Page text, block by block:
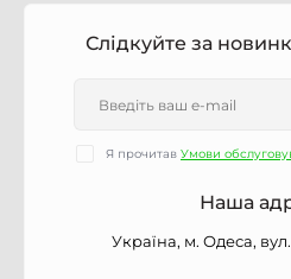
Слідкуйте за
Я прочитав Умови
Наша
Україна, м. Одеса, вул.